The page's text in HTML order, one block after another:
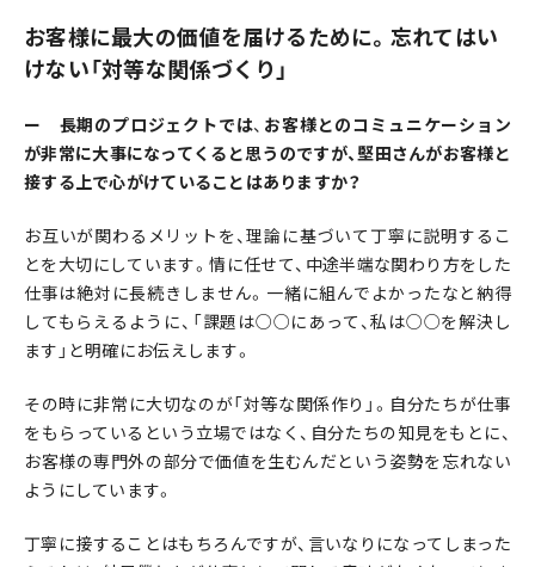
お客様に最大の価値を届けるために。忘れてはい
けない「対等な関係づくり」
ー 長期のプロジェクトでは、 お客様とのコミュニケーション
が非常に大事になってくると思うのですが、堅田さんがお客様と
接する上で心がけていることはありますか？
お互いが関わるメリットを、理論に基づいて丁寧に説明するこ
とを大切にしています。情に任せて、中途半端な関わり方をした
仕事は絶対に長続きしません。一緒に組んでよかったなと納得
してもらえるように、「課題は○○にあって、私は○○を解決し
ます」と明確にお伝えします。
その時に非常に大切なのが「対等な関係作り」。自分たちが仕事
をもらっているという立場ではなく、自分たちの知見をもとに、
お客様の専門外の部分で価値を生むんだという姿勢を忘れない
ようにしています。
丁寧に接することはもちろんですが、言いなりになってしまった